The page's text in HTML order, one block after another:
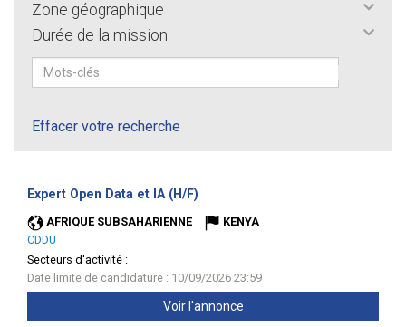
Zone géographique
Durée de la mission
Effacer votre recherche
Expert Open Data et IA (H/F)
AFRIQUE SUBSAHARIENNE
KENYA
CDDU
Secteurs d'activité :
Date limite de candidature : 10/09/2026 23:59
Voir l'annonce